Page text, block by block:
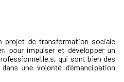
projet de transformation sociale
pour impulser et développer un
qui sont bien des
une volonté d’émancipation